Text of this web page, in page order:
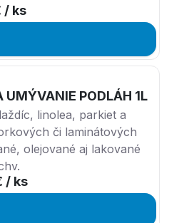
/ ks
PODLÁH 1L
linolea, parkiet a
či laminátových
olejované aj lakované
/ ks